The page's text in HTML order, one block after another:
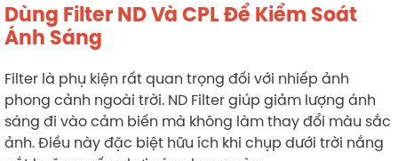
Dùng Filter ND Và CPL Để Kiểm Soát
Ánh Sáng
Filter là phụ kiện rất quan trọng đối với nhiếp ảnh
phong cảnh ngoài trời. ND Filter giúp giảm lượng ánh
sáng đi vào cảm biến mà không làm thay đổi màu sắc
ảnh. Điều này đặc biệt hữu ích khi chụp dưới trời nắng